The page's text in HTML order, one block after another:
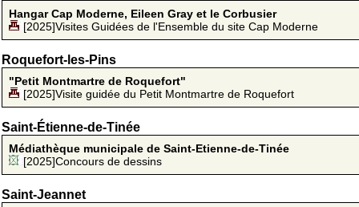
Hangar Cap Moderne, Eileen Gray et le Corbusier
[2025]Visites Guidées de l'Ensemble du site Cap Moderne
Roquefort-les-Pins
"Petit Montmartre de Roquefort"
[2025]Visite guidée du Petit Montmartre de Roquefort
Saint-Étienne-de-Tinée
Médiathèque municipale de Saint-Etienne-de-Tinée
[2025]Concours de dessins
Saint-Jeannet